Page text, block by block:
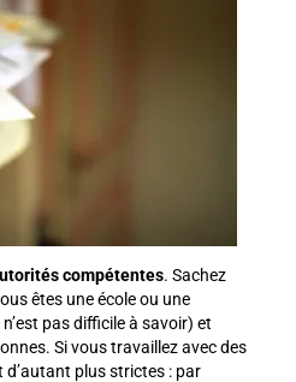
compétentes. Sachez
êtes une école ou une
pas difficile à savoir) et
Si vous travaillez avec des
plus strictes : par